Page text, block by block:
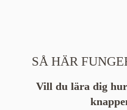
SÅ HÄR
Vill du lära dig